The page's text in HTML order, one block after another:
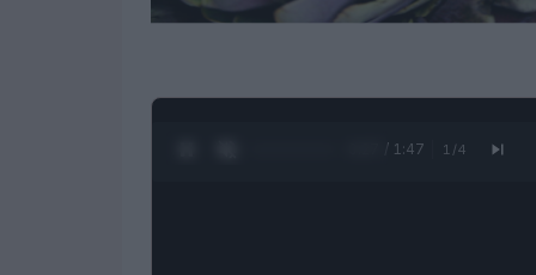
0:28 / 1:47 1 /4